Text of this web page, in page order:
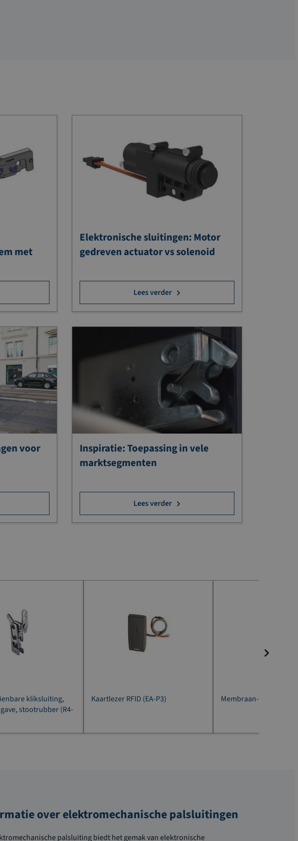
met
Elektronische sluitingen: Motor
gedreven actuator vs solenoid
Lees verder
voor
Inspiratie: Toepassing in vele
marktsegmenten
Lees verder
kliksluiting,
stootrubber (R4-
Kaartlezer RFID (EA-P3) Membraan-
over elektromechanische palsluitingen
palsluitingbiedt het gemak van elektronische